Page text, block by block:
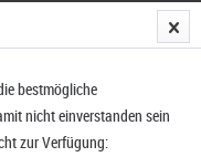
bestmögliche
nicht einverstanden sein
zur Verfügung: